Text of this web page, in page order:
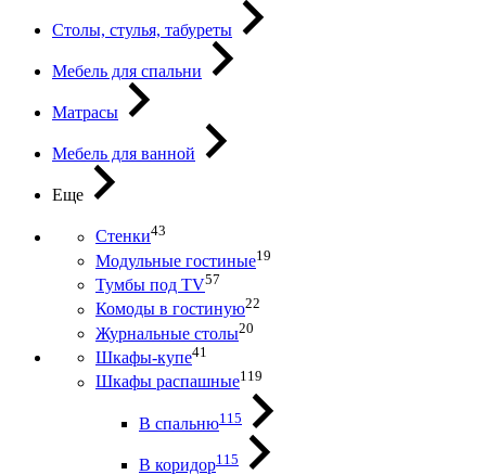
Столы, стулья, табуреты
Мебель для спальни
Матрасы
Мебель для ванной
Еще
Стенки43
Модульные гостиные19
Тумбы под ТV57
Комоды в гостиную22
Журнальные столы20
Шкафы-купе41
Шкафы распашные119
В спальню115
В коридор115